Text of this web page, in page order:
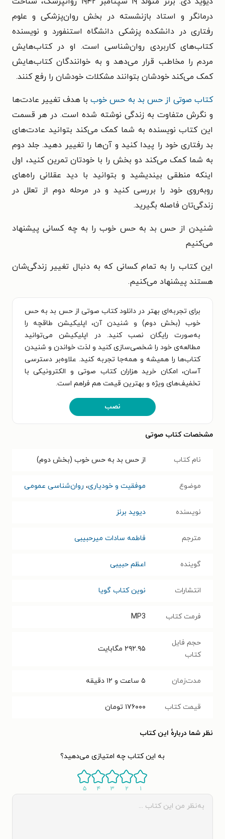
درمانگر و استاد بازنشسته در بخش روان‌پزشکی و علوم
رفتاری در دانشکده پزشکی دانشگاه استنفورد و نویسنده
کتاب‌های کاربردی روان‌شناسی است. او در کتاب‌هایش
مردم را مخاطب قرار می‌دهد و به خوانندگان کتاب‌هایش
کمک می‌کند خودشان بتوانند مشکلات خودشان را رفع کنند.
کتاب صوتی از حس بد به حس خوببا هدف تغییر عادت‌ها
و نگرش‌ متفاوت به زندگی نوشته شده است. در هر قسمت
این کتاب نویسنده به شما کمک می‌کند بتوانید عادت‌های
بد رفتاری خود را پیدا کنید و آن‌ها را تغییر دهید. جلد دوم
به شما کمک می‌کند دو بخش را با خودتان تمرین کنید، اول
اینکه منطقی بیندیشید و بتوانید با دید عقلانی راه‌های
روبه‌روی خود را بررسی کنید و در مرحله دوم از تعلل در
زندگی‌تان فاصله بگیرید.
شنیدن از حس بد به حس خوب را به چه کسانی پیشنهاد
می‌کنیم
این کتاب را به تمام کسانی که به دنبال تغییر زندگی‌شان
هستند پیشنهاد می‌کنیم.
برای تجربه‌ای بهتر در دانلود کتاب صوتی از حس بد به حس
خوب (بخش دوم) و شنیدن آن، اپلیکیشن طاقچه را
به‌صورت رایگان نصب کنید. در اپلیکیشن می‌توانید
مطالعه‌ی خود را شخصی‌سازی کنید و لذت خواندن و شنیدن
کتاب‌ها را همیشه و همه‌جا تجربه کنید. علاوه‌بر دسترسی
آسان، امکان خرید هزاران کتاب صوتی و الکترونیکی با
تخفیف‌های ویژه و بهترین قیمت هم فراهم است.
نصب
مشخصات کتاب صوتی
نام کتاب از حس بد به حس خوب (بخش دوم)
موضوع موفقیت و خودیاری، روان‌شناسی عمومی
نویسنده دیوید برنز
مترجم فاطمه سادات میرحبیبی
گوینده اعظم حبیبی
انتشارات نوین کتاب گویا
فرمت کتاب MP3
حجم فایل
کتاب
۲۹۲.۹۵ مگابایت
مدت‌زمان ۵ ساعت و ۱۲ دقیقه
قیمت کتاب ۱۷۶۰۰۰ تومان
نظر شما دربارهٔ این کتاب
به این کتاب چه امتیازی می‌دهید؟
۱ ۲ ۳ ۴ ۵